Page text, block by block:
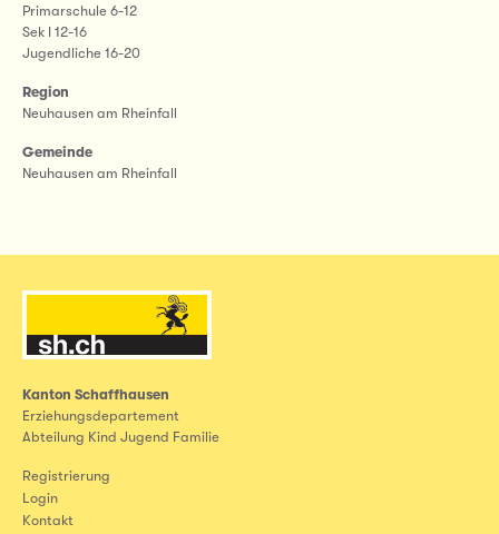
Primarschule 6-12
Sek I 12-16
Jugendliche 16-20
Region
Neuhausen am Rheinfall
Gemeinde
Neuhausen am Rheinfall
Kanton Schaffhausen
Erziehungsdepartement
Abteilung Kind Jugend Familie
Registrierung
Login
Kontakt